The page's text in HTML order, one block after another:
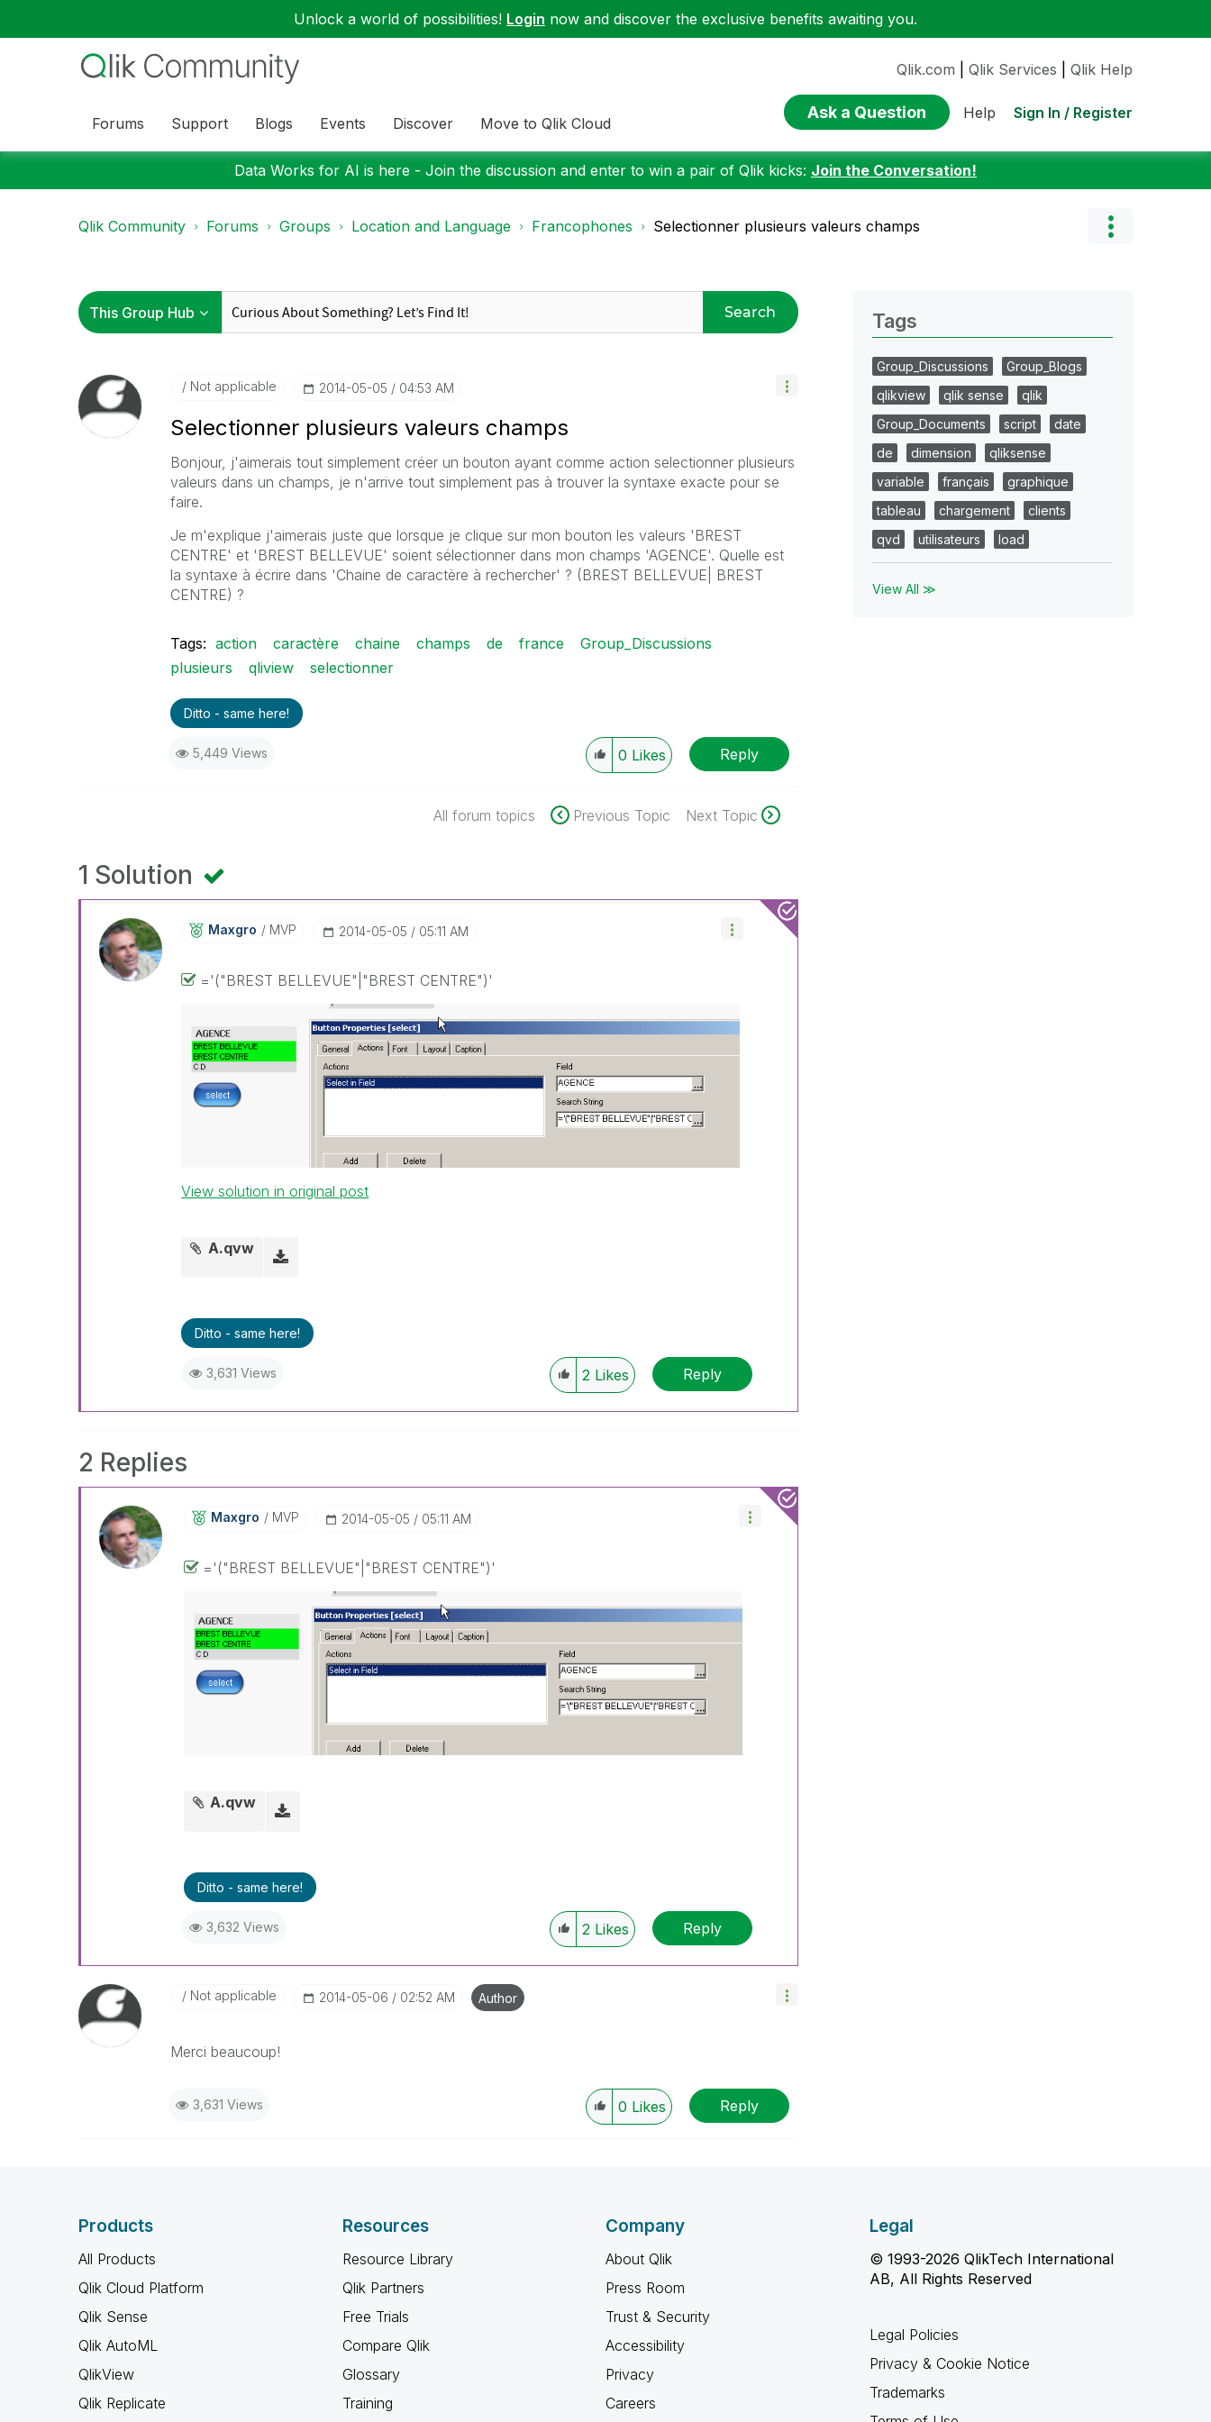
Unlock a world of possibilities! Login now and discover the exclusive benefits awaiting you.
Forums Support Blogs Events Discover Move to Qlik Cloud
Qlik.com Qlik Services Qlik Help
Ask a Question Help Sign In / Register
Data Works for AI is here - Join the discussion and enter to win a pair of Qlik kicks: Join the Conversation!
Qlik Community Forums Groups Location and Language Francophones Selectionner plusieurs valeurs champs
Search
Not applicable ‎2014-05-05 04:53 AM
Selectionner plusieurs valeurs champs
Bonjour, j'aimerais tout simplement créer un bouton ayant comme action selectionner plusieurs
valeurs dans un champs, je n'arrive tout simplement pas à trouver la syntaxe exacte pour se
faire.
Je m'explique j'aimerais juste que lorsque je clique sur mon bouton les valeurs 'BREST
CENTRE' et 'BREST BELLEVUE' soient sélectionner dans mon champs 'AGENCE'. Quelle est
la syntaxe à écrire dans 'Chaine de caractère à rechercher' ? (BREST BELLEVUE| BREST
CENTRE) ?
Tags: action caractère chaine champs de france
Group_Discussions
plusieurs
qliview selectionner
Ditto - same here!
5,449 Views 0 Likes Reply
All forum topics Previous Topic Next Topic
1 Solution
Maxgro MVP ‎2014-05-05 05:11 AM
='("BREST BELLEVUE"|"BREST CENTRE")'
View solution in original post
A.qvw
Ditto - same here!
3,631 Views 2 Likes Reply
2 Replies
Maxgro MVP ‎2014-05-05 05:11 AM
='("BREST BELLEVUE"|"BREST CENTRE")'
A.qvw
Ditto - same here!
3,632 Views 2 Likes Reply
Not applicable ‎2014-05-06 02:52 AM Author
Merci beaucoup!
3,631 Views 0 Likes Reply
Tags
Group_Discussions
Group_Blogs
qlikview
qlik sense
qlik
Group_Documents
script
date
de
dimension
qliksense
variable
français
graphique
tableau
chargement
clients
qvd
utilisateurs load
View All ≫
Products
All Products
Qlik Cloud Platform
Qlik Sense
Qlik AutoML
QlikView
Qlik Replicate
Resources
Resource Library
Qlik Partners
Free Trials
Compare Qlik
Glossary
Training
Company
About Qlik
Press Room
Trust & Security
Accessibility
Privacy
Careers
Legal
© 1993-2026 QlikTech International
AB, All Rights Reserved
Legal Policies
Privacy & Cookie Notice
Trademarks